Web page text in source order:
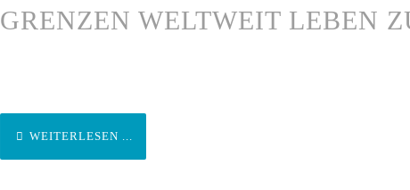
GRENZEN WELTWEIT LEBEN
WEITERLESEN ...